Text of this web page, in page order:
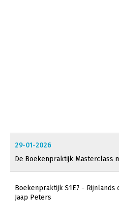
29-01-2026
De Boekenpraktijk Masterclass
Boekenpraktijk S1E7 -
Jaap Peters